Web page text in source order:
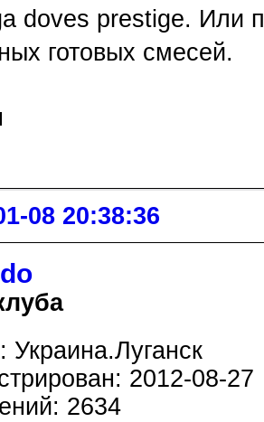
doves prestige. Или
готовых смесей.
08 20:38:36
Украина.Луганск
2012-08-27
2634